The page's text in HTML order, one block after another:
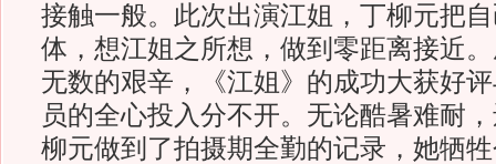
接触一般。此次出演江姐，丁柳元把
体，想江姐之所想，做到零距离接近
无数的艰辛，《江姐》的成功大获好
员的全心投入分不开。无论酷暑难耐
柳元做到了拍摄期全勤的记录，她牺